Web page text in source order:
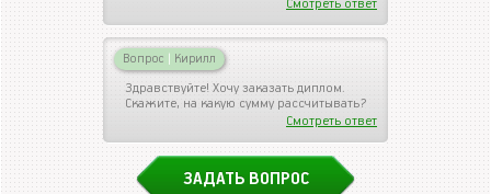
Смотреть ответ
Вопрос | Кирилл
Здравствуйте! Хочу заказать диплом.
Скажите, на какую сумму рассчитывать?
Смотреть ответ
ЗАДАТЬ ВОПРОС